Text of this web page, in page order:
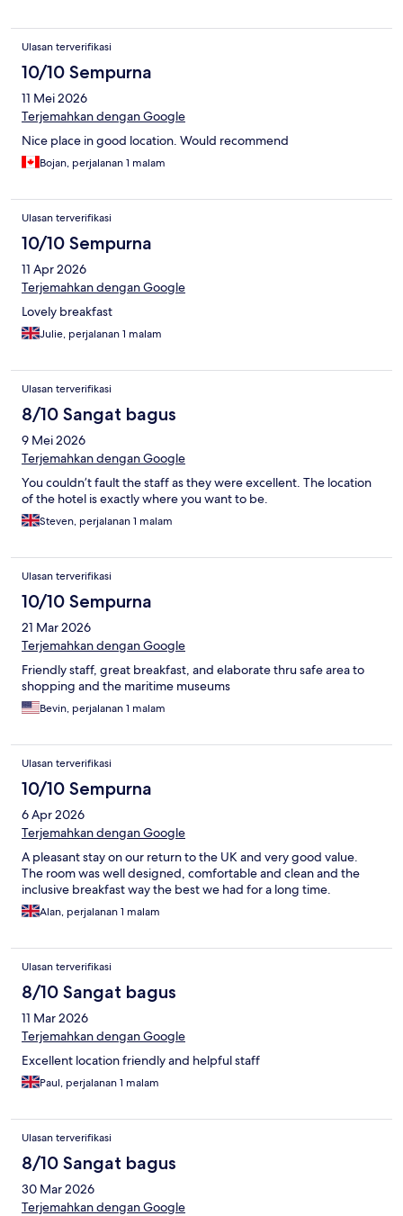
Ulasan terverifikasi
10/10 Sempurna
11 Mei 2026
Terjemahkan dengan Google
Nice place in good location. Would recommend
Bojan, perjalanan 1 malam
Ulasan terverifikasi
10/10 Sempurna
11 Apr 2026
Terjemahkan dengan Google
Lovely breakfast
Julie, perjalanan 1 malam
Ulasan terverifikasi
8/10 Sangat bagus
9 Mei 2026
Terjemahkan dengan Google
You couldn’t fault the staff as they were excellent. The location
of the hotel is exactly where you want to be.
Steven, perjalanan 1 malam
Ulasan terverifikasi
10/10 Sempurna
21 Mar 2026
Terjemahkan dengan Google
Friendly staff, great breakfast, and elaborate thru safe area to
shopping and the maritime museums
Bevin, perjalanan 1 malam
Ulasan terverifikasi
10/10 Sempurna
6 Apr 2026
Terjemahkan dengan Google
A pleasant stay on our return to the UK and very good value.
The room was well designed, comfortable and clean and the
inclusive breakfast way the best we had for a long time.
Alan, perjalanan 1 malam
Ulasan terverifikasi
8/10 Sangat bagus
11 Mar 2026
Terjemahkan dengan Google
Excellent location friendly and helpful staff
Paul, perjalanan 1 malam
Ulasan terverifikasi
8/10 Sangat bagus
30 Mar 2026
Terjemahkan dengan Google